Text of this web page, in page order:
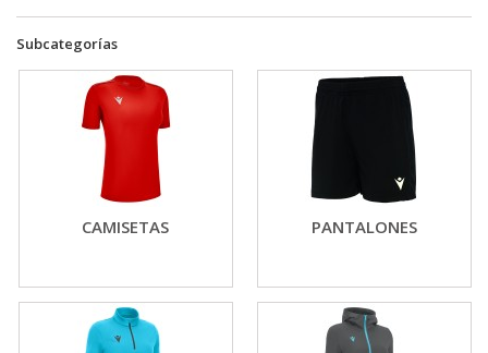
Subcategorías
CAMISETAS PANTALONES